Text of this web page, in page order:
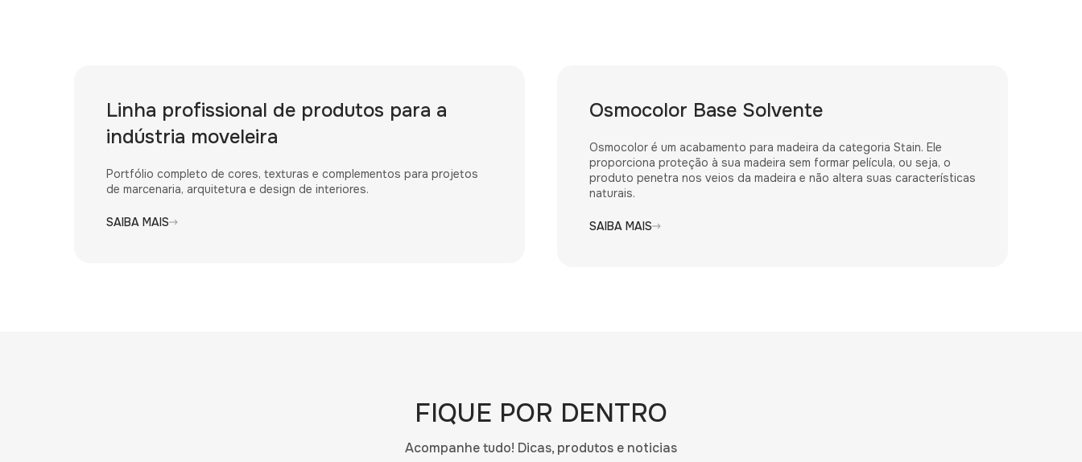
Linha profissional de produtos para a
indústria moveleira
Portfólio completo de cores, texturas e complementos para projetos
de marcenaria, arquitetura e design de interiores.
SAIBA MAIS
Osmocolor Base Solvente
Osmocolor é um acabamento para madeira da categoria Stain. Ele
proporciona proteção à sua madeira sem formar película, ou seja, o
produto penetra nos veios da madeira e não altera suas características
naturais.
SAIBA MAIS
FIQUE POR DENTRO
Acompanhe tudo! Dicas, produtos e noticias